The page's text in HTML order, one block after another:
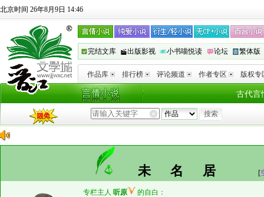
北京时间 26年8月9日 14:46
完结文库 出版影视 小书喵悦读 论坛 繁体版
作品库 排行榜 评论频道 作者专区 版权专
古代言
未名居 [
专栏主人 听原 的自白：